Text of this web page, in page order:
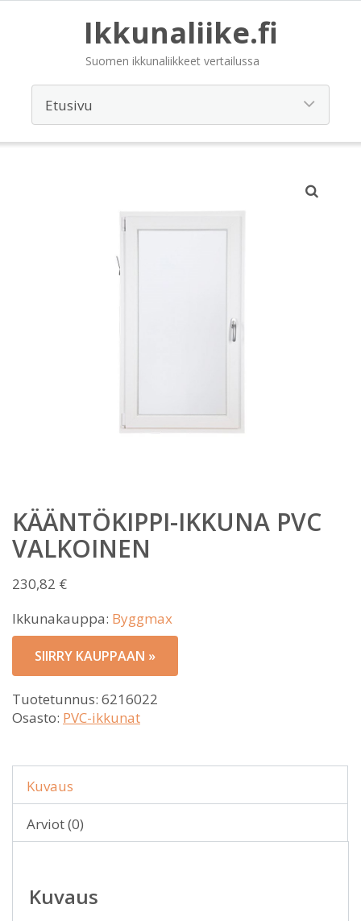
Ikkunaliike.fi
Suomen ikkunaliikkeet vertailussa
KÄÄNTÖKIPPI-IKKUNA PVC
VALKOINEN
230,82 €
Ikkunakauppa: Byggmax
SIIRRY KAUPPAAN »
Tuotetunnus: 6216022
Osasto: PVC-ikkunat
Kuvaus
Arviot (0)
Kuvaus